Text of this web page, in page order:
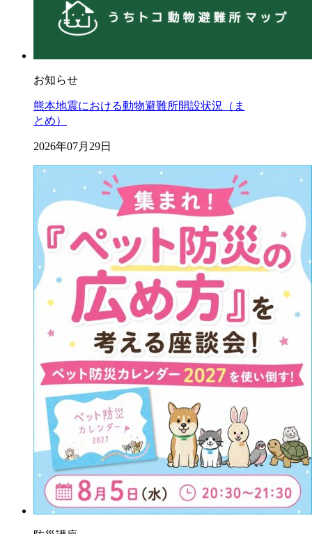
お知らせ
熊本地震における動物避難所開設状況（ま
とめ）
2026年07月29日